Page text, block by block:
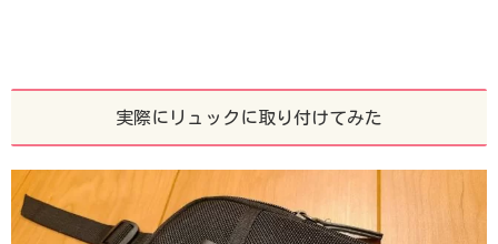
実際にリュックに取り付けてみた